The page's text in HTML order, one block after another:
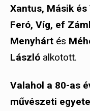
Xantus, Másik és
Feró, Víg, ef
Menyhárt és
László alkotott.
Valahol a 80-as
művészeti